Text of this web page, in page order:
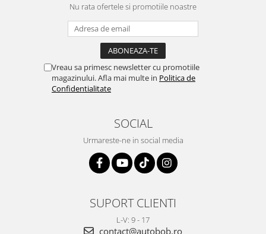
Nu rata ofertele si promotiile noastre
Vreau sa primesc newsletter cu promotiile
magazinului. Afla mai multe in Politica de
Confidentialitate
SOCIAL
Urmareste-ne in social media
SUPORT CLIENTI
L-V: 9 - 17
contact@autobob.ro